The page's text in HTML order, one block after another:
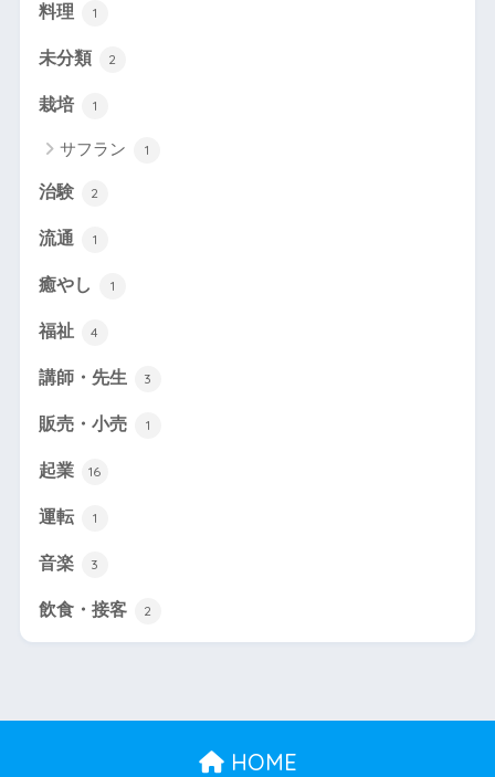
料理 1
未分類 2
栽培 1
サフラン 1
治験 2
流通 1
癒やし 1
福祉 4
講師・先生 3
販売・小売 1
起業 16
運転 1
音楽 3
飲食・接客 2
HOME